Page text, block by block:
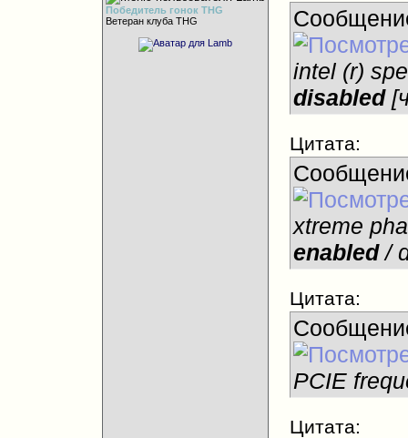
Победитель гонок THG
Ветеран клуба THG
intel (r)
disabled
Цитата:
xtreme
enabled/
Цитата:
PCIE
Цитата: